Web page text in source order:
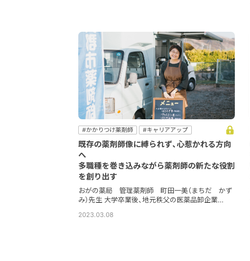
#かかりつけ薬剤師
#キャリアアップ
#コミュニケーション
＃他職種
#健康サポート
#在宅
#地域密着 #新しい薬剤師
既存の薬剤師像に縛られず、心惹かれる方向
へ
多職種を巻き込みながら薬剤師の新たな役割
を創り出す
おがの薬局 管理薬剤師 町田一美（まちだ かず
み）先生 大学卒業後、地元秩父の医薬品卸企業...
2023.03.08